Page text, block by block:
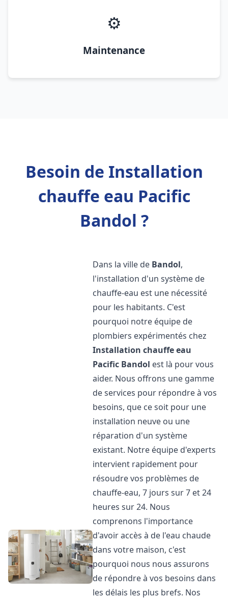
⚙️
Maintenance
Besoin de Installation
chauffe eau Pacific
Bandol ?
Dans la ville de Bandol,
l'installation d'un système de
chauffe-eau est une nécessité
pour les habitants. C'est
pourquoi notre équipe de
plombiers expérimentés chez
Installation chauffe eau
Pacific Bandol est là pour vous
aider. Nous offrons une gamme
de services pour répondre à vos
besoins, que ce soit pour une
installation neuve ou une
réparation d'un système
existant. Notre équipe d'experts
intervient rapidement pour
résoudre vos problèmes de
chauffe-eau, 7 jours sur 7 et 24
heures sur 24. Nous
comprenons l'importance
d'avoir accès à de l'eau chaude
dans votre maison, c'est
pourquoi nous nous assurons
de répondre à vos besoins dans
les délais les plus brefs. Nos